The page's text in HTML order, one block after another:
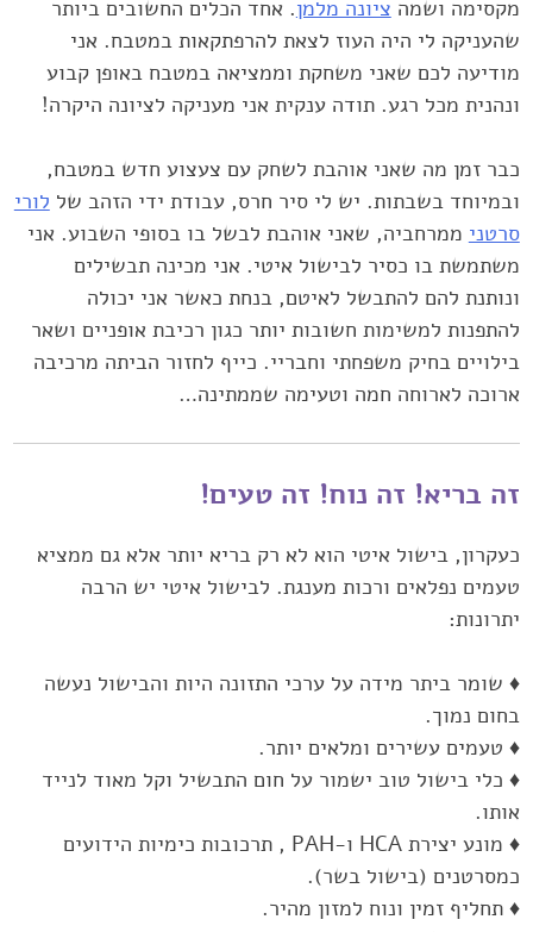
מקסימה ושמה ציונה ‏מלמן. אחד הכלים החשובים ביותר
שהעניקה לי היה העוז לצאת ‏להרפתקאות במטבח. אני
מודיעה לכם שאני משחקת וממציאה במטבח ‏באופן קבוע
ונהנית מכל רגע. תודה ענקית אני מעניקה לציונה היקרה!‏
כבר זמן מה שאני אוהבת לשחק עם צעצוע חדש במטבח,
ובמיוחד ‏בשבתות. יש לי סיר חרס, עבודת ידי הזהב של לורי
סרטני ממרחביה, שאני ‏אוהבת לבשל בו בסופי השבוע. אני
משתמשת בו כסיר לבישול איטי. אני ‏מכינה תבשילים
ונותנת להם להתבשל לאיטם, בנחת כאשר אני יכולה
‏להתפנות למשימות חשובות יותר כגון רכיבת אופניים ושאר
בילויים בחיק ‏משפחתי וחבריי. כייף לחזור הביתה מרכיבה
ארוכה לארוחה חמה וטעימה ‏שממתינה…‏
זה בריא! זה נוח! זה טעים!
כעקרון, בישול איטי הוא לא רק בריא יותר אלא גם ממציא
טעמים נפלאים ‏ורכות מענגת.‏‎ ‎לבישול איטי יש הרבה
יתרונות:‏
♦ שומר ביתר מידה על ערכי התזונה היות והבישול נעשה
בחום נמוך.‏
♦ טעמים עשירים ומלאים יותר.‏
♦ כלי בישול טוב ישמור על חום התבשיל וקל מאוד לנייד
אותו.‏
♦ מונע יצירת ‏HCA‏ ו-‏PAH‏ , תרכובות כימיות הידועים
כמסרטנים (בישול ‏בשר).‏
♦ תחליף זמין ונוח למזון מהיר.‏